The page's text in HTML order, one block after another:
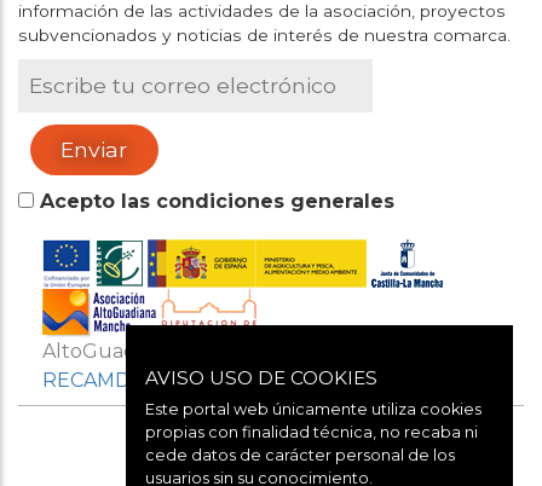
información de las actividades de la asociación, proyectos
subvencionados y noticias de interés de nuestra comarca.
Acepto las condiciones generales
AltoGuadianaMancha es miembro de
RECAMDERYREDR
AVISO USO DE COOKIES
Este portal web únicamente utiliza cookies
propias con finalidad técnica, no recaba ni
cede datos de carácter personal de los
usuarios sin su conocimiento.